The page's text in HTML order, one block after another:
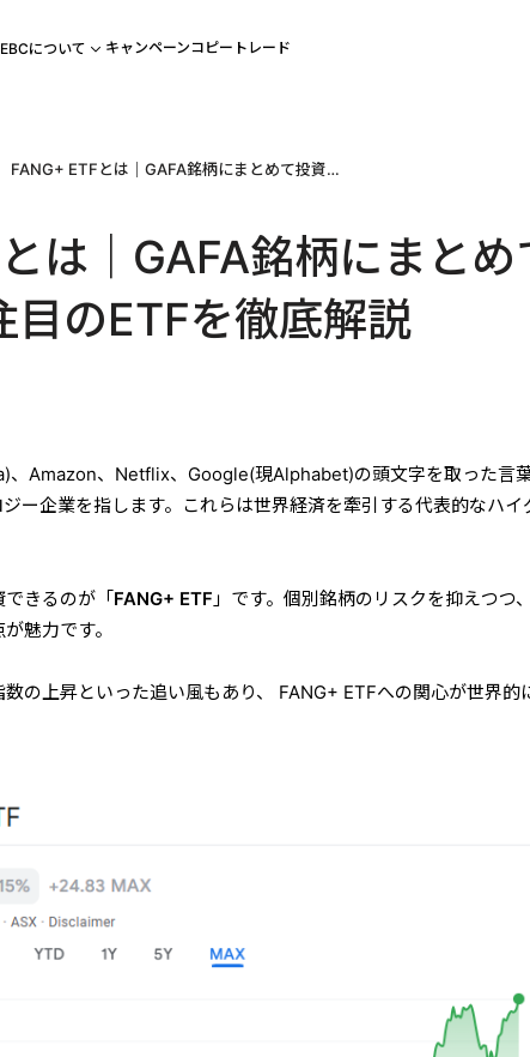
EBCについて キャンペーンコピートレード
FANG+ ETFとは｜GAFA銘柄にまとめて投資できる注目のETFを徹底解説
は｜GAFA銘柄にまとめ
目のETFを徹底解説
、Amazon、Netflix、Google(現Alphabet)の頭文字を取った言葉
ー企業を指します。これらは世界経済を牽引する代表的なハイ
きるのが「 FANG+ ETF 」です。個別銘柄のリスクを抑えつつ
魅力です。
の上昇といった追い風もあり、 FANG+ ETFへの関心が世界的